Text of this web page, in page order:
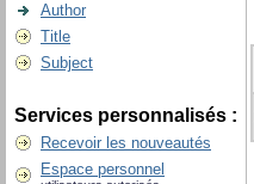
Author
Title
Subject
Services personnalisés :
Recevoir les nouveautés
Espace personnel